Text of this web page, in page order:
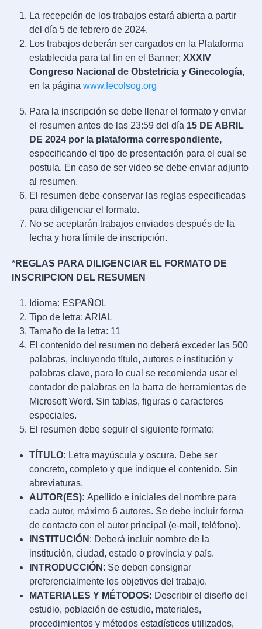
La recepción de los trabajos estará abierta a partir
del día 5 de febrero de 2024.
Los trabajos deberán ser cargados en la Plataforma
establecida para tal fin en el Banner; XXXIV
Congreso Nacional de Obstetricia y Ginecología,
en la página www.fecolsog.org
Para la inscripción se debe llenar el formato y enviar
el resumen antes de las 23:59 del día 15 DE ABRIL
DE 2024 por la plataforma correspondiente,
especificando el tipo de presentación para el cual se
postula. En caso de ser video se debe enviar adjunto
al resumen.
El resumen debe conservar las reglas especificadas
para diligenciar el formato.
No se aceptarán trabajos enviados después de la
fecha y hora límite de inscripción.
*REGLAS PARA DILIGENCIAR EL FORMATO DE
INSCRIPCION DEL RESUMEN
Idioma: ESPAÑOL
Tipo de letra: ARIAL
Tamaño de la letra: 11
El contenido del resumen no deberá exceder las 500
palabras, incluyendo título, autores e institución y
palabras clave, para lo cual se recomienda usar el
contador de palabras en la barra de herramientas de
Microsoft Word. Sin tablas, figuras o caracteres
especiales.
El resumen debe seguir el siguiente formato:
TÍTULO: Letra mayúscula y oscura. Debe ser
concreto, completo y que indique el contenido. Sin
abreviaturas.
AUTOR(ES): Apellido e iniciales del nombre para
cada autor, máximo 6 autores. Se debe incluir forma
de contacto con el autor principal (e-mail, teléfono).
INSTITUCIÓN : Deberá incluir nombre de la
institución, ciudad, estado o provincia y país.
INTRODUCCIÓN : Se deben consignar
preferencialmente los objetivos del trabajo.
MATERIALES Y MÉTODOS: Describir el diseño del
estudio, población de estudio, materiales,
procedimientos y métodos estadísticos utilizados,